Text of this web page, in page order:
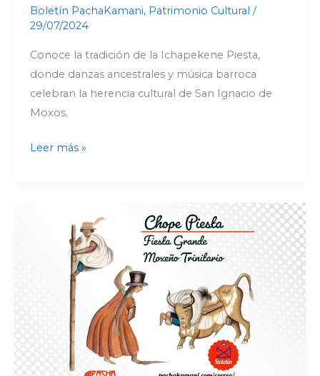
Boletín PachaKamani, Patrimonio Cultural /
29/07/2024
Conoce la tradición de la Ichapekene Piesta,
donde danzas ancestrales y música barroca
celebran la herencia cultural de San Ignacio de
Moxos.
Leer más »
Moxeño
Trinitario